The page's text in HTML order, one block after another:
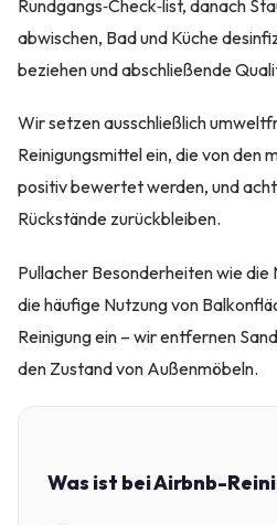
Rundgangs‑Check‑list, danach
abwischen, Bad und Küche
beziehen und abschließende
Wir setzen ausschließlich
Reinigungsmittel ein, die von den
positiv bewertet werden, und
Rückstände zurückbleiben.
Pullacher Besonderheiten wie die
die häufige Nutzung von
Reinigung ein – wir entfernen
den Zustand von Außenmöbeln.
Was ist bei Airbnb-